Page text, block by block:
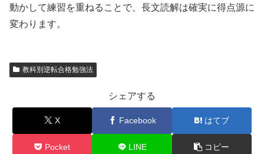
動かして練習を重ねることで、長文読解は確実に得点源に
変わります。
教科別逆転合格勉強法
シェアする
X Facebook はてブ
Pocket LINE コピー